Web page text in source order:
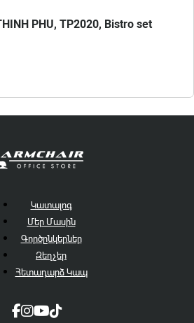
PHU, TP2020, Bistro set
Կատալոգ
Մեր Մասին
Գործընկերներ
Զեղչեր
Հետադարձ Կապ